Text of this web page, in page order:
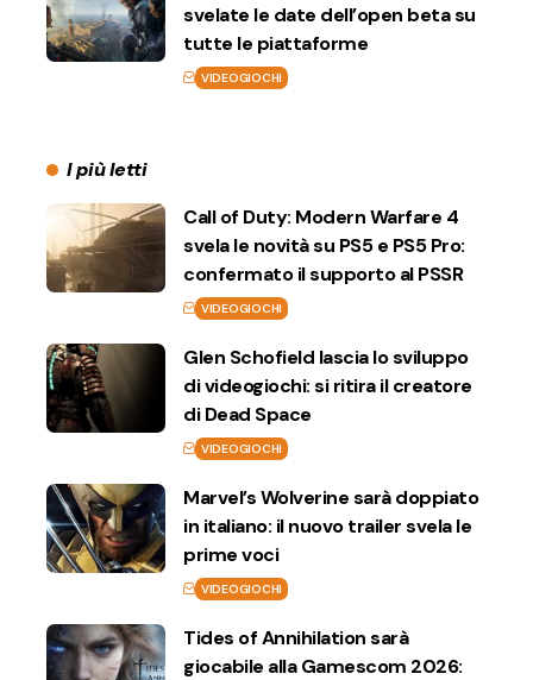
svelate le date dell’open beta su
tutte le piattaforme
VIDEOGIOCHI
I più letti
Call of Duty: Modern Warfare 4
svela le novità su PS5 e PS5 Pro:
confermato il supporto al PSSR
VIDEOGIOCHI
Glen Schofield lascia lo sviluppo
di videogiochi: si ritira il creatore
di Dead Space
VIDEOGIOCHI
Marvel’s Wolverine sarà doppiato
in italiano: il nuovo trailer svela le
prime voci
VIDEOGIOCHI
Tides of Annihilation sarà
giocabile alla Gamescom 2026: